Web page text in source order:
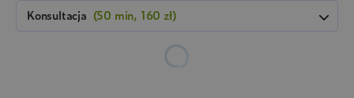
konsultacja (50 min, 160 zł)